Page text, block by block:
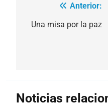
Navegación
de
Anterior:
Una misa por la paz
Noticias